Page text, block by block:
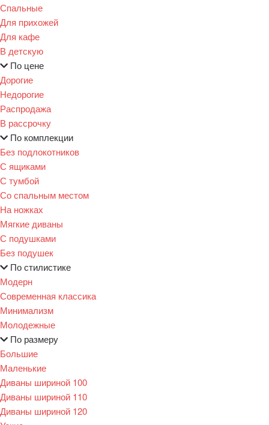
Спальные
Для прихожей
Для кафе
В детскую
По цене
Дорогие
Недорогие
Распродажа
В рассрочку
По комплекции
Без подлокотников
С ящиками
С тумбой
Со спальным местом
На ножках
Мягкие диваны
С подушками
Без подушек
По стилистике
Модерн
Современная классика
Минимализм
Молодежные
По размеру
Большие
Маленькие
Диваны шириной 100
Диваны шириной 110
Диваны шириной 120